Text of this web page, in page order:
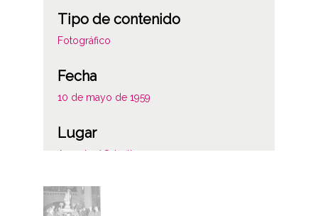
Tipo de contenido
Fotográfico
Fecha
10 de mayo de 1959
Lugar
Agurain / Salvatierra
Licencia de las imágenes
CC BY-NC-SA 4.0